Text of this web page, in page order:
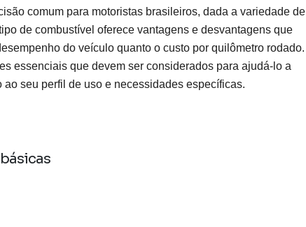
comum para motoristas brasileiros, dada a variedade de
de combustível oferece vantagens e desvantagens que
do veículo quanto o custo por quilômetro rodado.
essenciais que devem ser considerados para ajudá-lo a
seu perfil de uso e necessidades específicas.